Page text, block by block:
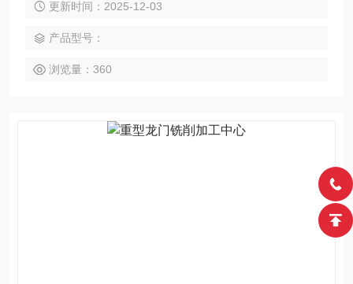
源装备、船舶制造、轨道交通、模具钢件、工程机械、冶金设
联动加工。整机支持模块化定制，可根据工件重量、加工区域
与工艺特性灵活选配。
更新时间：2025-12-03
产品型号：
浏览量：360